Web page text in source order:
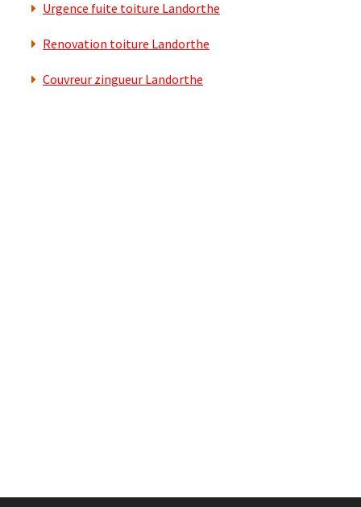
Urgence fuite toiture Landorthe
Renovation toiture Landorthe
Couvreur zingueur Landorthe